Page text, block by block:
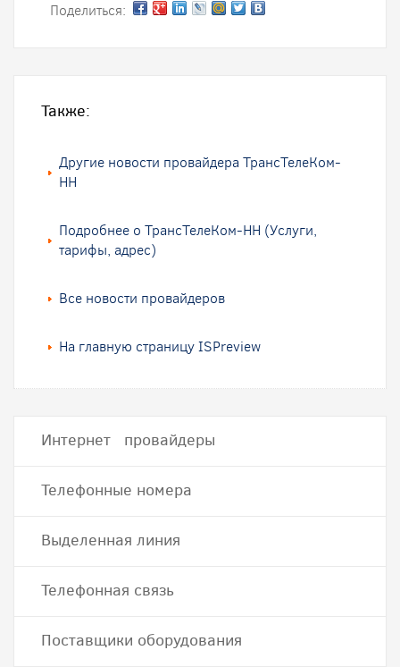
Поделиться:
Также:
Другие новости провайдера ТрансТелеКом-
НН
Подробнее о ТрансТелеКом-НН (Услуги,
тарифы, адрес)
Все новости провайдеров
На главную страницу ISPreview
Интернет провайдеры
Телефонные номера
Выделенная линия
Телефонная связь
Поставщики оборудования